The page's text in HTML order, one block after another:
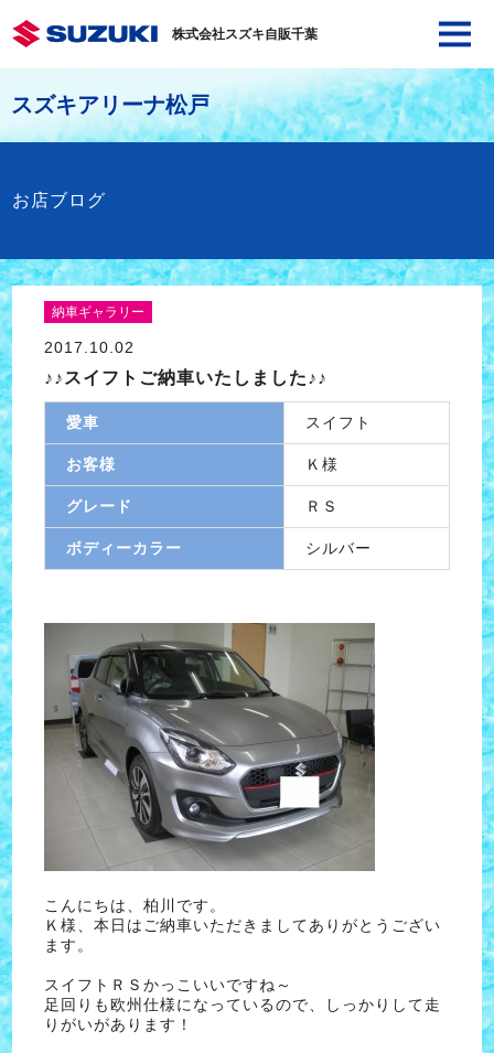
株式会社スズキ自販千葉
スズキアリーナ松戸
お店ブログ
納車ギャラリー
2017.10.02
♪♪スイフトご納車いたしました♪♪
愛車 スイフト
お客様 Ｋ様
グレード ＲＳ
ボディーカラー シルバー
こんにちは、柏川です。
Ｋ様、本日はご納車いただきましてありがとうござい
ます。
スイフトＲＳかっこいいですね～
足回りも欧州仕様になっているので、しっかりして走
りがいがあります！